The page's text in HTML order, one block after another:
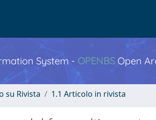
System - OPENBS Open
su Rivista 1.1 Articolo in rivista